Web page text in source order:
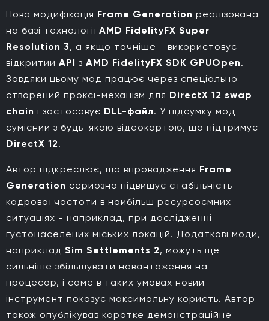
Нова модифікація Frame Generation реалізована
на базі технології AMD FidelityFX Super
Resolution 3, а якщо точніше - використовує
відкритий API з AMD FidelityFX SDK GPUOpen.
Завдяки цьому мод працює через спеціально
створений проксі-механізм для DirectX 12 swap
chain і застосовує DLL-файл. У підсумку мод
сумісний з будь-якою відеокартою, що підтримує
DirectX 12.
Автор підкреслює, що впровадження Frame
Generation серйозно підвищує стабільність
кадрової частоти в найбільш ресурсоємних
ситуаціях - наприклад, при дослідженні
густонаселених міських локацій. Додаткові моди,
наприклад Sim Settlements 2, можуть ще
сильніше збільшувати навантаження на
процесор, і саме в таких умовах новий
інструмент показує максимальну користь. Автор
також опублікував коротке демонстраційне